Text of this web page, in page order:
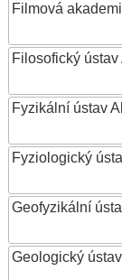
Filmová
Filosofický ústav
Fyzikální ústav
Fyziologický
Geofyzikální
Geologický